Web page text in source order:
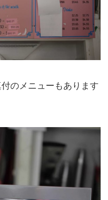
のメニューもあります